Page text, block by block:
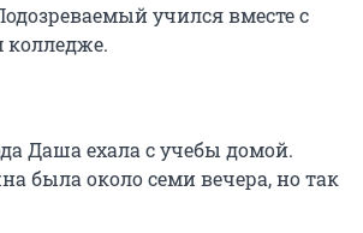
учился вместе с
Даша ехала с учебы домой.
была около семи вечера, но так